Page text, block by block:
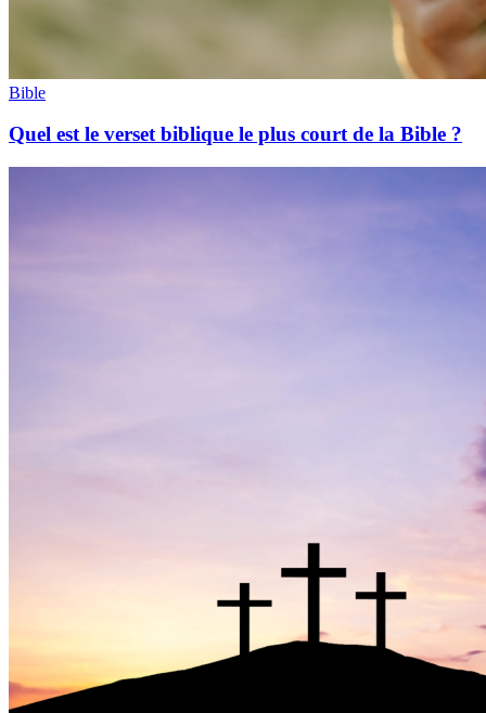
Bible
Quel est le verset biblique le plus court de la Bible ?